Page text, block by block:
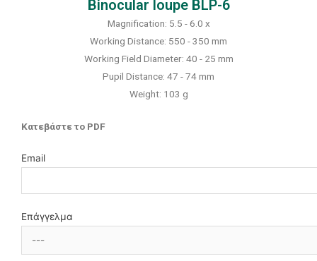
Binocular loupe BLP-6
Magnification: 5.5 - 6.0 x
Working Distance: 550 - 350 mm
Working Field Diameter: 40 - 25 mm
Pupil Distance: 47 - 74 mm
Weight: 103 g
Κατεβάστε το PDF
Email
Επάγγελμα